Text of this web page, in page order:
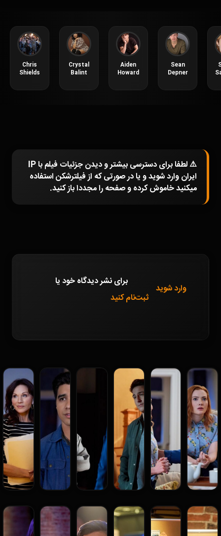
Chris
Shields
Crystal
Balint
Aiden
Howard
Sean
Depner
⚠️ لطفا برای دسترسی بیشتر و دیدن جزئیات فیلم با IP
ایران وارد شوید و یا در صورتی که از فیلترشکن استفاده
میکنید خاموش کرده و صفحه را مجددا باز کنید.
برای نشر دیدگاه خود
وارد شوید
یا
ثبت‌نام کنید